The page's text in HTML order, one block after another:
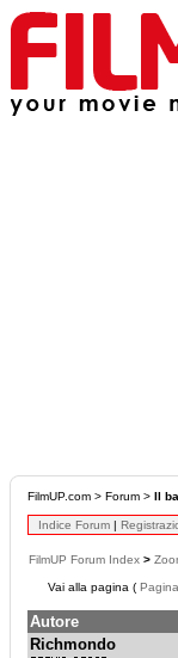
FilmUP.com > Forum > Il
Indice Forum |
FilmUP Forum Index >
Vai alla pagina (
Autore
Richmondo